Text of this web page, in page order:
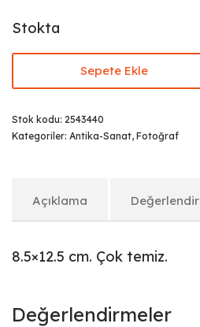
Stokta
Sepete Ekle
Stok kodu: 2543440
Kategoriler: Antika-Sanat, Fotoğraf
Açıklama
8.5×12.5 cm. Çok temiz.
Değerlendirmeler